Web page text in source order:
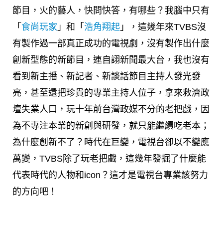
節目，火的藝人，快問快答，有哪些？我腦中只有
「 食尚玩家 」和「 浩角翔起 」，這幾年來TVBS沒
有製作過一部真正成功的電視劇，沒有製作出什麼
創新型態的新節目，連自詡新聞最大台，我也沒有
看到新主播、新記者、新談話節目主持人發光發
亮，甚至還把珍貴的專業主持人位子，拿來救濟政
壇失業人口，玩十年前台灣政媒不分的老把戲，因
為不專注本業的新創與研發，就只能繼續吃老本；
為什麼創新不了？時代在巨變，電視台卻以不變應
萬變，TVBS除了玩老把戲，這幾年發掘了什麼能
代表時代的人物和icon？這才是電視台專業該努力
的方向吧！